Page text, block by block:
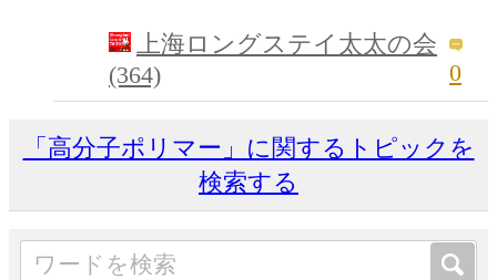
上海ロングステイ太太の会
(364)
0
「高分子ポリマー」に関するトピックを
検索する